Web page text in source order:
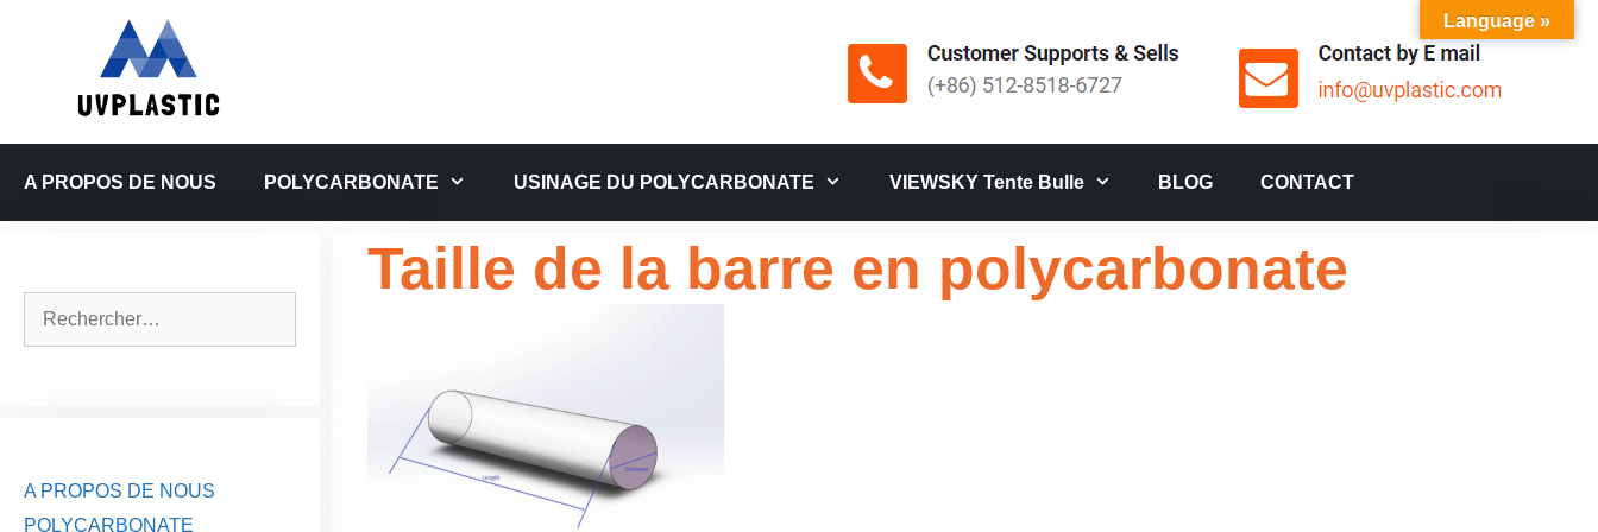
A PROPOS DE NOUS POLYCARBONATE USINAGE DU POLYCARBONATE VIEWSKY Tente Bulle BLOG CONTACT
Taille de la barre en polycarbonate
A PROPOS DE NOUS
POLYCARBONATE
Language »